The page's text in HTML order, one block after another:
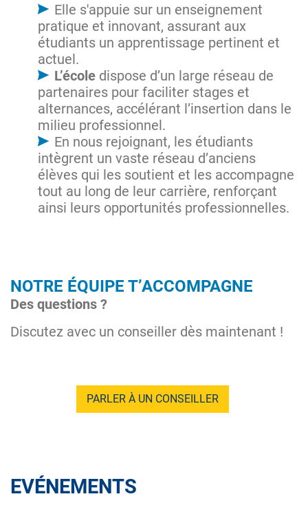
Elle s'appuie sur un enseignement
pratique et innovant, assurant aux
étudiants un apprentissage pertinent et
actuel.
L’école dispose d’un large réseau de
partenaires pour faciliter stages et
alternances, accélérant l’insertion dans le
milieu professionnel.
En nous rejoignant, les étudiants
intègrent un vaste réseau d’anciens
élèves qui les soutient et les accompagne
tout au long de leur carrière, renforçant
ainsi leurs opportunités professionnelles.
NOTRE ÉQUIPE T’ACCOMPAGNE
Des questions ?
Discutez avec un conseiller dès maintenant !
PARLER À UN CONSEILLER
EVÉNEMENTS